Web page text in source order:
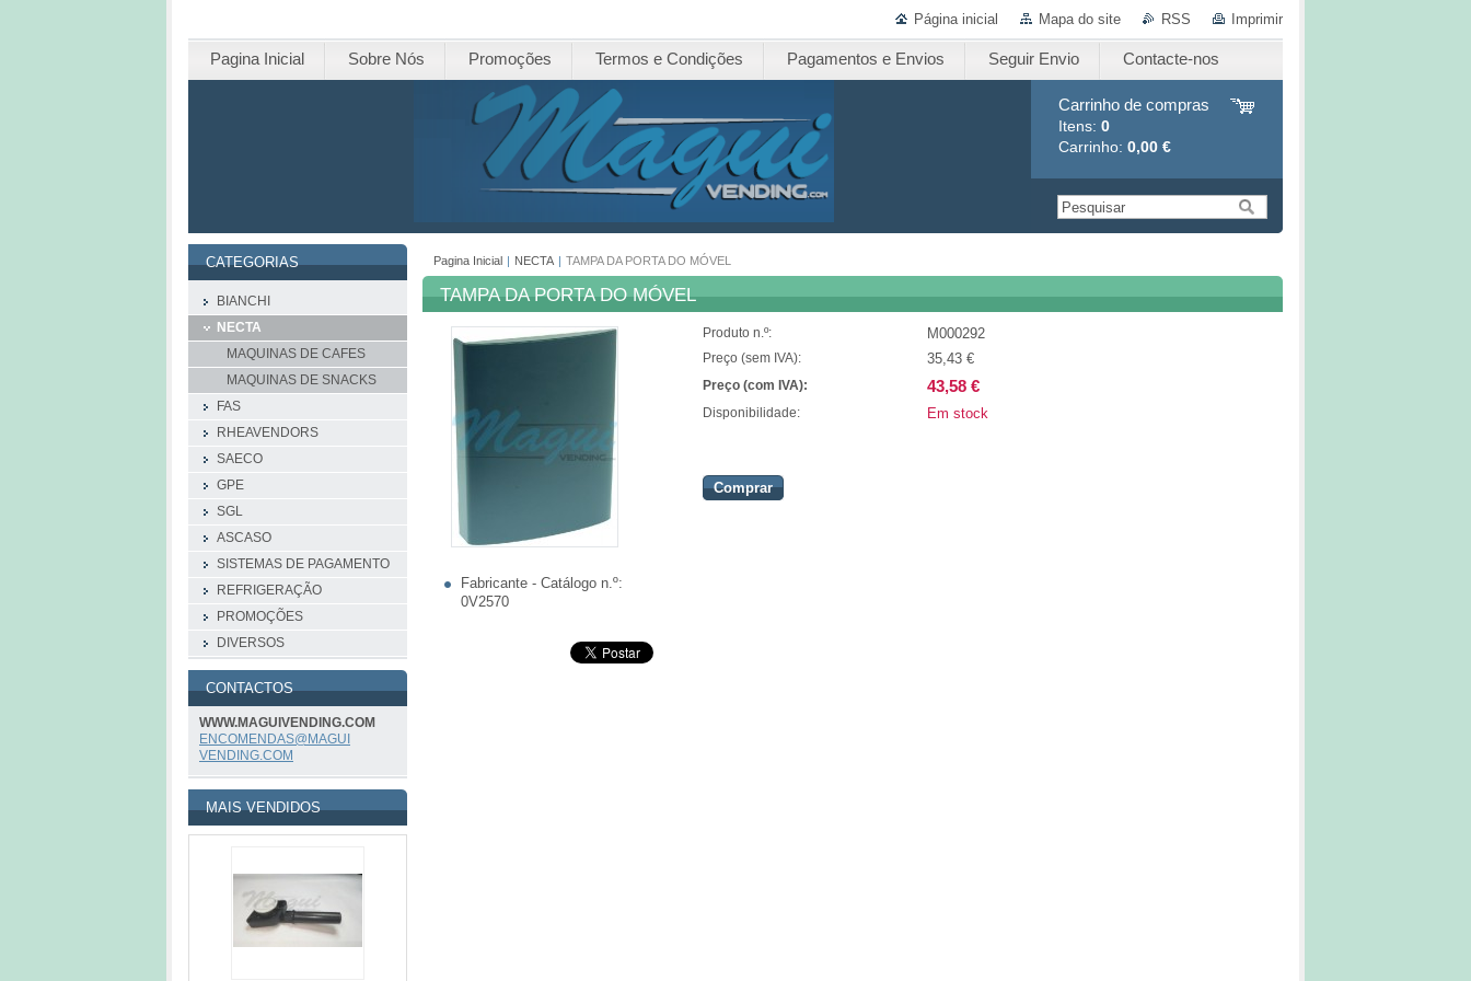
Página inicial Mapa do site RSS Imprimir
Pagina Inicial Sobre Nós Promoções Termos e Condições Pagamentos e Envios Seguir Envio Contacte-nos
Carrinho de compras
Itens: 0
Carrinho: 0,00 €
Pagina Inicial | NECTA | TAMPA DA PORTA DO MÓVEL
TAMPA DA PORTA DO MÓVEL
Fabricante - Catálogo n.º:
0V2570
Produto n.º: M000292
Preço (sem IVA): 35,43 €
Preço (com IVA): 43,58 €
Disponibilidade: Em stock
Comprar
CATEGORIAS
BIANCHI
NECTA
MAQUINAS DE CAFES
MAQUINAS DE SNACKS
FAS
RHEAVENDORS
SAECO
GPE
SGL
ASCASO
SISTEMAS DE PAGAMENTO
REFRIGERAÇÃO
PROMOÇÕES
DIVERSOS
CONTACTOS
WWW.MAGUIVENDING.COM
ENCOMENDAS@MAGUI
VENDING. COM
MAIS VENDIDOS